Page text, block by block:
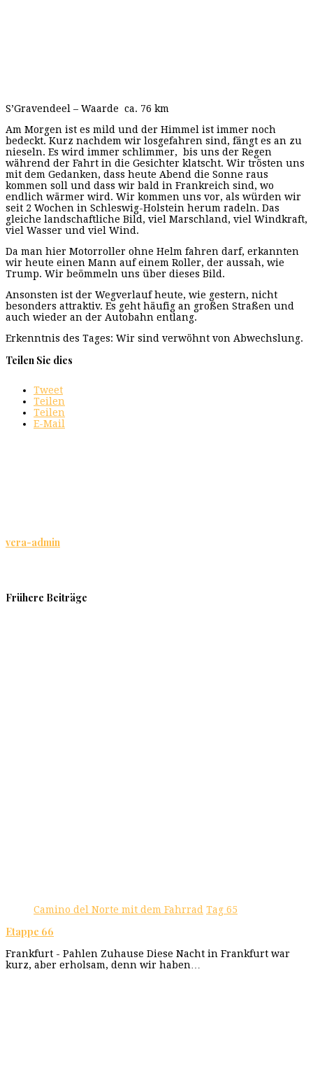
S’Gravendeel – Waarde ca. 76 km
Am Morgen ist es mild und der Himmel ist immer noch
bedeckt. Kurz nachdem wir losgefahren sind, fängt es an zu
nieseln. Es wird immer schlimmer, bis uns der Regen
während der Fahrt in die Gesichter klatscht. Wir trösten uns
mit dem Gedanken, dass heute Abend die Sonne raus
kommen soll und dass wir bald in Frankreich sind, wo
endlich wärmer wird. Wir kommen uns vor, als würden wir
seit 2 Wochen in Schleswig-Holstein herum radeln. Das
gleiche landschaftliche Bild, viel Marschland, viel Windkraft,
viel Wasser und viel Wind.
Da man hier Motorroller ohne Helm fahren darf, erkannten
wir heute einen Mann auf einem Roller, der aussah, wie
Trump. Wir beömmeln uns über dieses Bild.
Ansonsten ist der Wegverlauf heute, wie gestern, nicht
besonders attraktiv. Es geht häufig an großen Straßen und
auch wieder an der Autobahn entlang.
Erkenntnis des Tages: Wir sind verwöhnt von Abwechslung.
Teilen Sie dies
Tweet
Teilen
Teilen
E-Mail
vera-admin
Frühere Beiträge
Camino del Norte mit dem Fahrrad Tag 65
Etappe 66
Frankfurt - Pahlen Zuhause Diese Nacht in Frankfurt war
kurz, aber erholsam, denn wir haben…